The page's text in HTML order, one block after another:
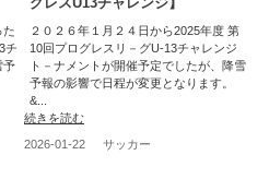
た
チ
予
２０２６年１月２４日から2025年度 第
10回プログレスリ－グU-13チャレンジ
ト－ナメントが開催予定でしたが、降雪
予報の影響で日程が変更となります。
&...
続きを読む
2026-01-22
サッカー